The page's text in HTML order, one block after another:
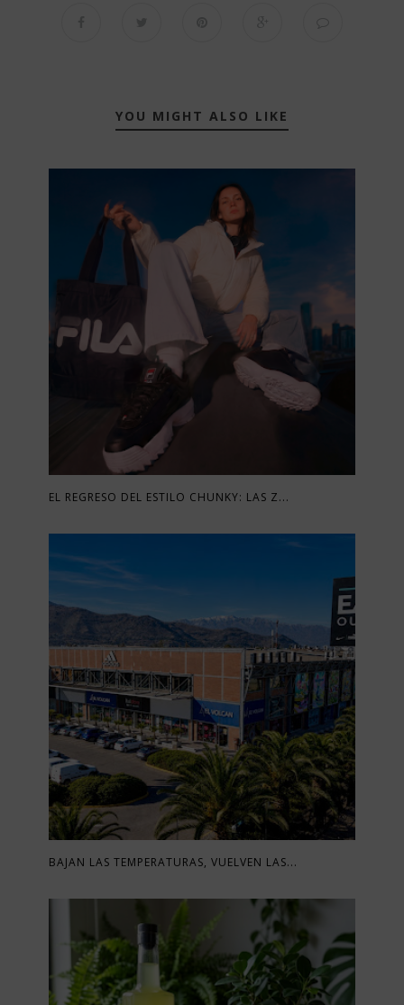
YOU MIGHT ALSO LIKE
EL REGRESO DEL ESTILO CHUNKY: LAS Z...
BAJAN LAS TEMPERATURAS, VUELVEN LAS...